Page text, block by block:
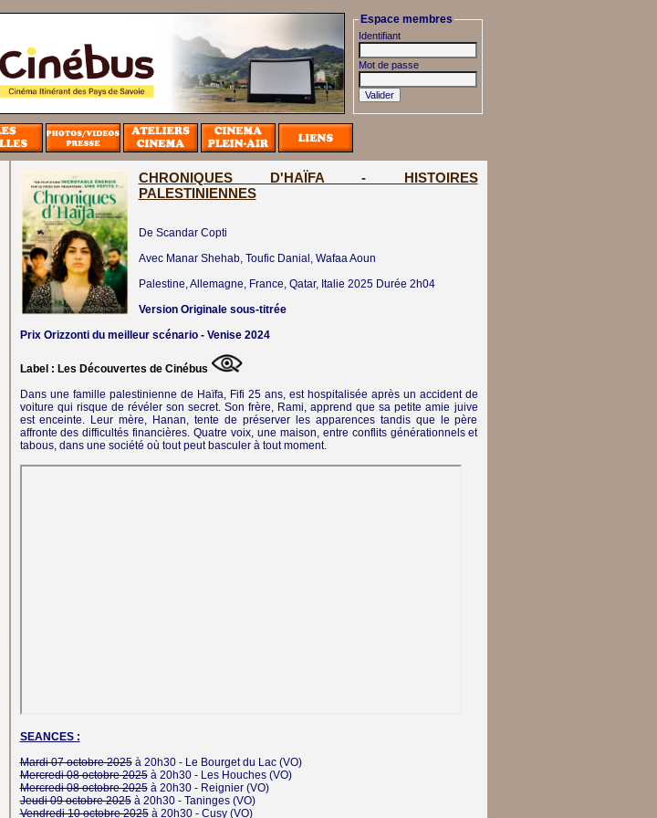
Espace membres
Identifiant
Mot de passe
CHRONIQUES D'HAÏFA - HISTOIRES
PALESTINIENNES
De Scandar Copti
Avec Manar Shehab, Toufic Danial, Wafaa Aoun
Palestine, Allemagne, France, Qatar, Italie 2025 Durée 2h04
Version Originale sous-titrée
Prix Orizzonti du meilleur scénario - Venise 2024
Label : Les Découvertes de Cinébus
Dans une famille palestinienne de Haïfa, Fifi 25 ans, est hospitalisée après un accident de
voiture qui risque de révéler son secret. Son frère, Rami, apprend que sa petite amie juive
est enceinte. Leur mère, Hanan, tente de préserver les apparences tandis que le père
affronte des difficultés financières. Quatre voix, une maison, entre conflits générationnels et
tabous, dans une société où tout peut basculer à tout moment.
SEANCES :
Mardi 07 octobre 2025à 20h30 - Le Bourget du Lac(VO)
Mercredi 08 octobre 2025à 20h30 - Les Houches(VO)
Mercredi 08 octobre 2025à 20h30 - Reignier(VO)
Jeudi 09 octobre 2025à 20h30 - Taninges(VO)
Vendredi 10 octobre 2025à 20h30 - Cusy(VO)